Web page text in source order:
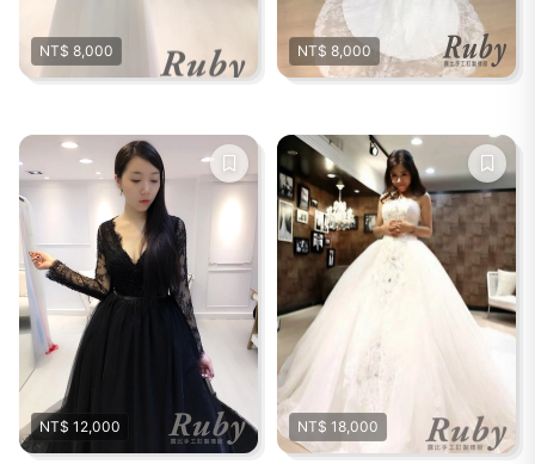
NT$ 8,000 NT$ 8,000
NT$ 12,000 NT$ 18,000